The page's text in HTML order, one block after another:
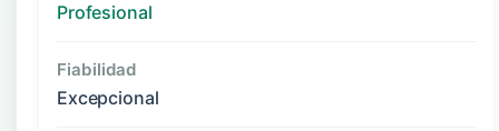
Profesional
Fiabilidad
Excepcional